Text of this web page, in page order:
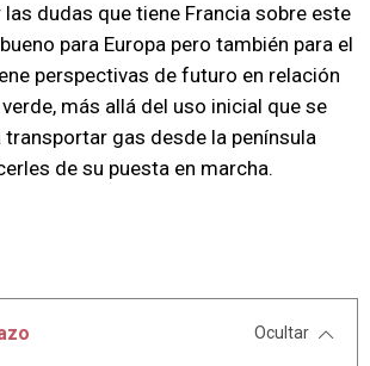
dudas que tiene Francia sobre este
para Europa pero también para el
perspectivas de futuro en relación
más allá del uso inicial que se
transportar gas desde la península
de su puesta en marcha.
Ocultar